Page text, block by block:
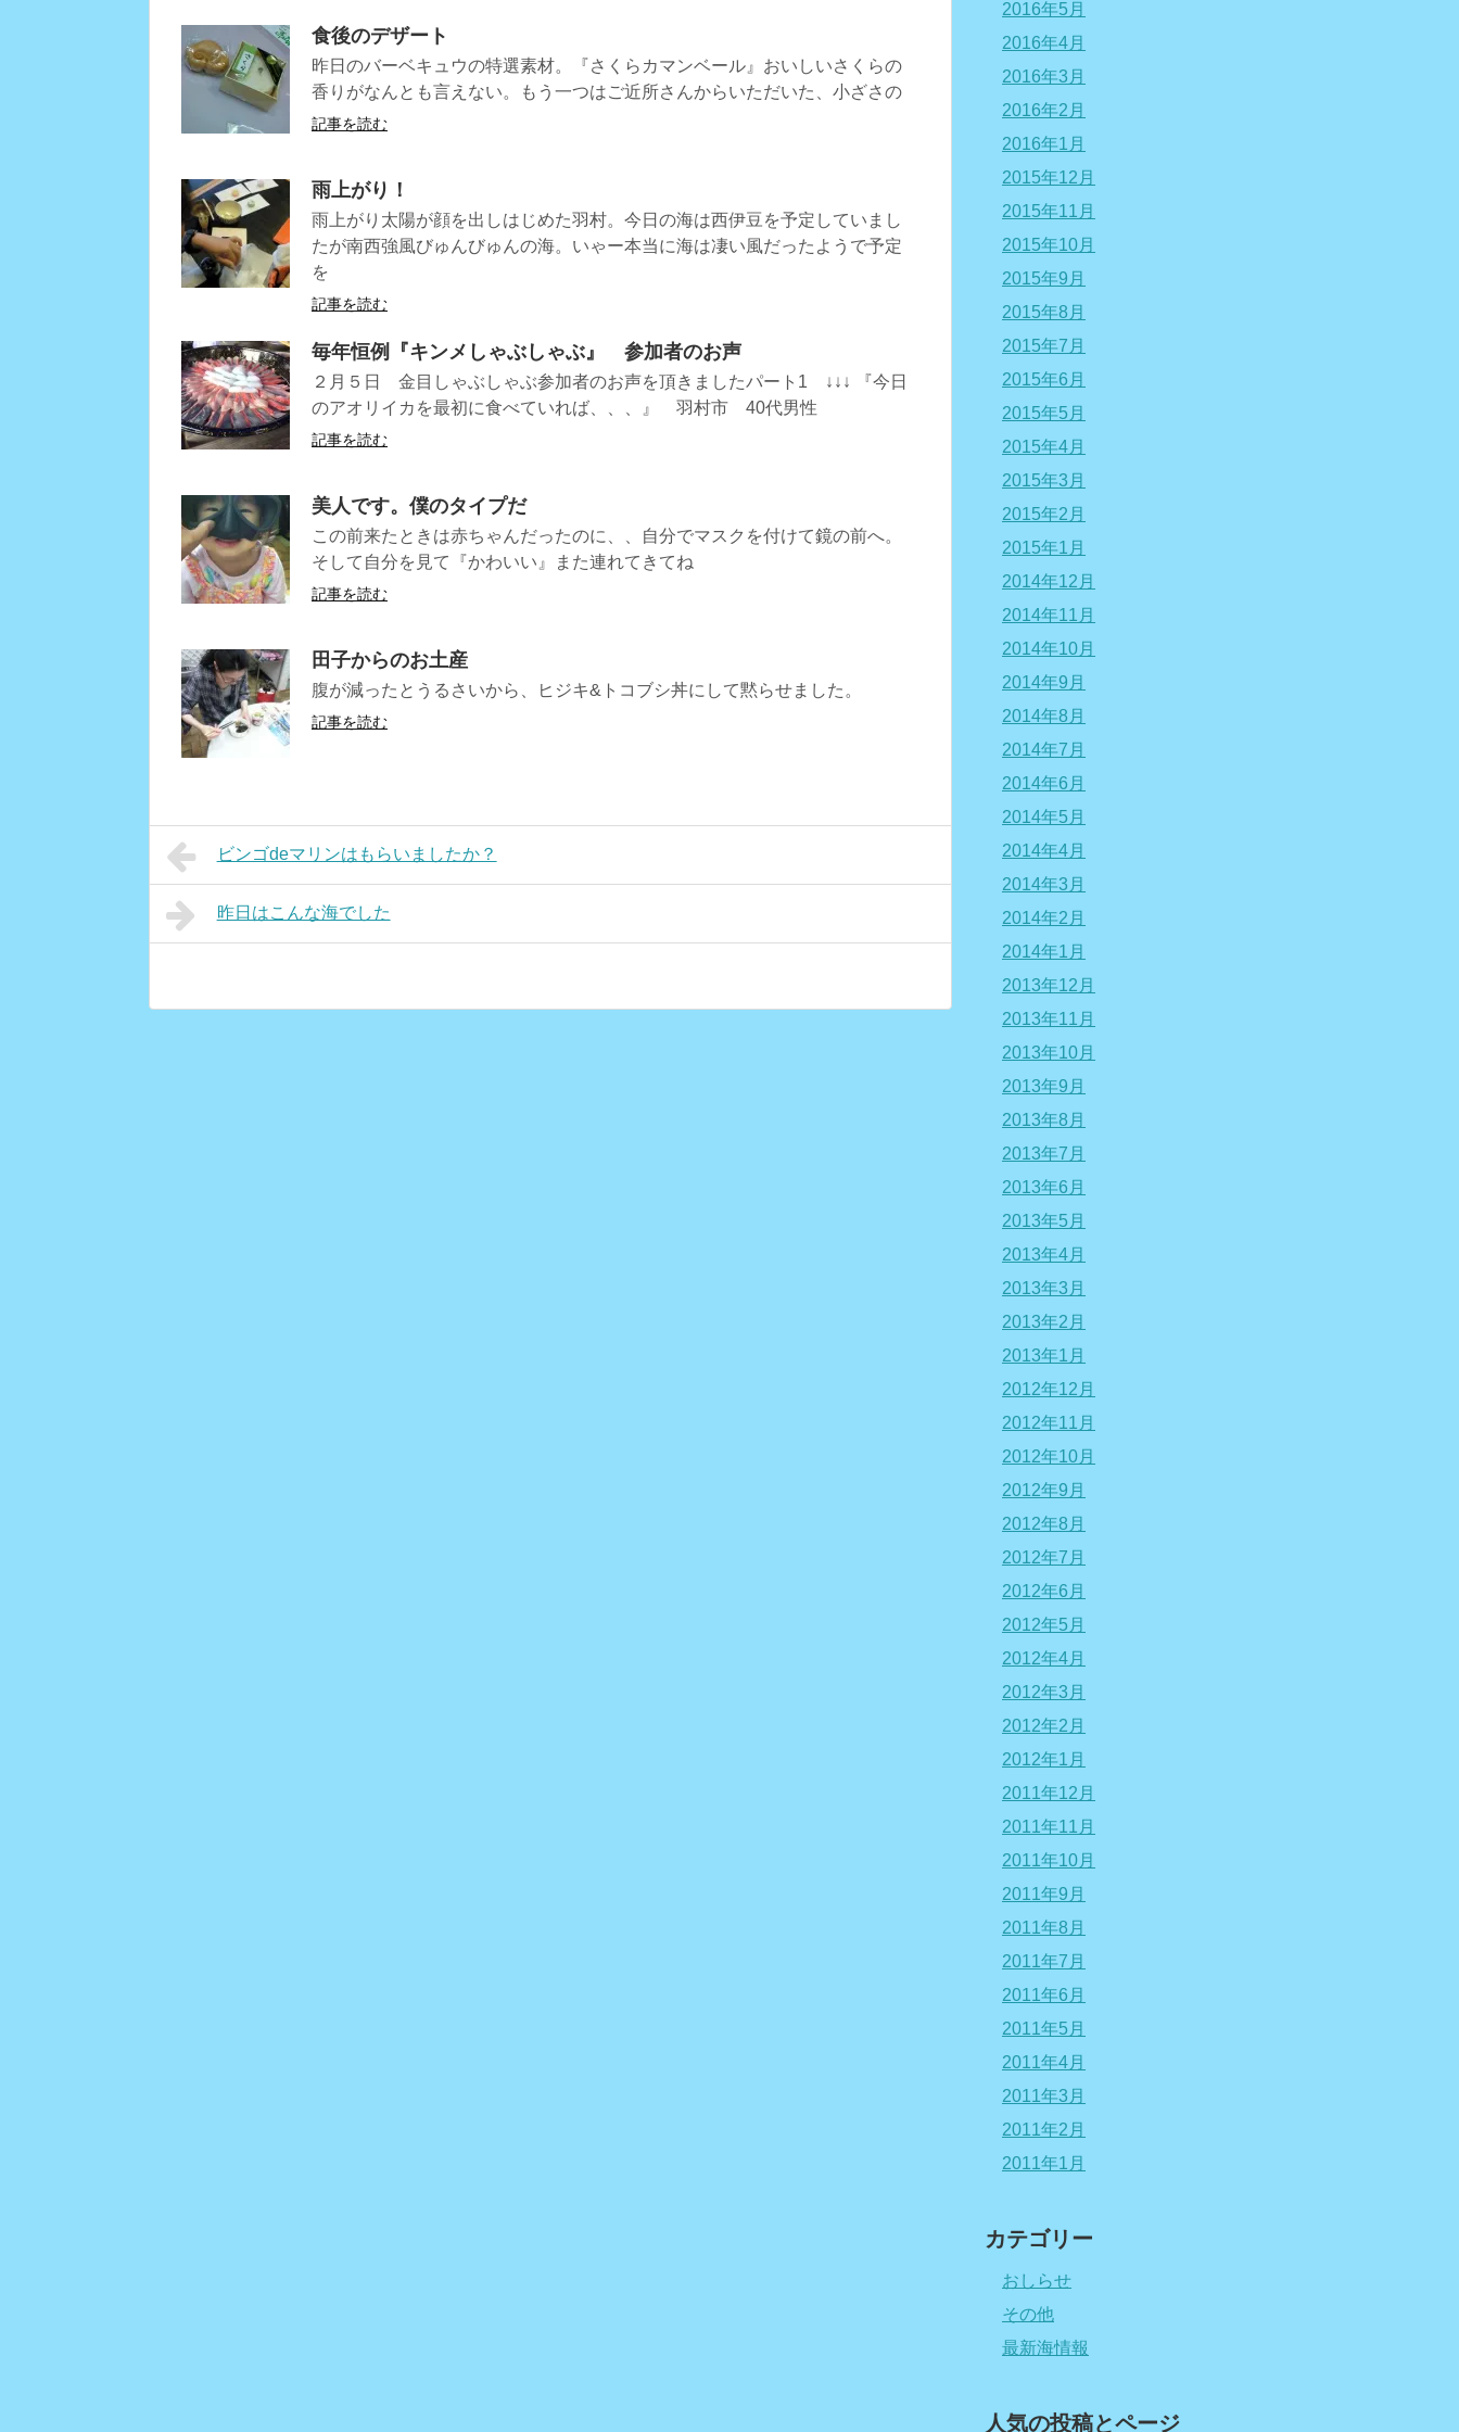
食後のデザート
昨日のバーベキュウの特選素材。『さくらカマンベール』おいしいさくらの
香りがなんとも言えない。もう一つはご近所さんからいただいた、小ざさの
記事を読む
雨上がり！
雨上がり太陽が顔を出しはじめた羽村。今日の海は西伊豆を予定していまし
たが南西強風びゅんびゅんの海。いゃー本当に海は凄い風だったようで予定
を
記事を読む
毎年恒例『キンメしゃぶしゃぶ』 参加者のお声
２月５日 金目しゃぶしゃぶ参加者のお声を頂きましたパート1 ↓↓↓ 『今日
のアオリイカを最初に食べていれば、、、』 羽村市 40代男性
記事を読む
美人です。僕のタイプだ
この前来たときは赤ちゃんだったのに、、自分でマスクを付けて鏡の前へ。
そして自分を見て『かわいい』また連れてきてね
記事を読む
田子からのお土産
腹が減ったとうるさいから、ヒジキ&トコブシ丼にして黙らせました。
記事を読む
ビンゴdeマリンはもらいましたか？
昨日はこんな海でした
2016年5月
2016年4月
2016年3月
2016年2月
2016年1月
2015年12月
2015年11月
2015年10月
2015年9月
2015年8月
2015年7月
2015年6月
2015年5月
2015年4月
2015年3月
2015年2月
2015年1月
2014年12月
2014年11月
2014年10月
2014年9月
2014年8月
2014年7月
2014年6月
2014年5月
2014年4月
2014年3月
2014年2月
2014年1月
2013年12月
2013年11月
2013年10月
2013年9月
2013年8月
2013年7月
2013年6月
2013年5月
2013年4月
2013年3月
2013年2月
2013年1月
2012年12月
2012年11月
2012年10月
2012年9月
2012年8月
2012年7月
2012年6月
2012年5月
2012年4月
2012年3月
2012年2月
2012年1月
2011年12月
2011年11月
2011年10月
2011年9月
2011年8月
2011年7月
2011年6月
2011年5月
2011年4月
2011年3月
2011年2月
2011年1月
カテゴリー
おしらせ
その他
最新海情報
人気の投稿とページ